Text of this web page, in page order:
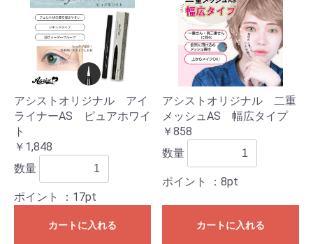
アシストオリジナル アイ
ライナーAS ピュアホワイ
ト
￥1,848
数量
ポイント ：17pt
カートに入れる
アシストオリジナル 二重
メッシュAS 幅広タイプ
￥858
数量
ポイント ：8pt
カートに入れる